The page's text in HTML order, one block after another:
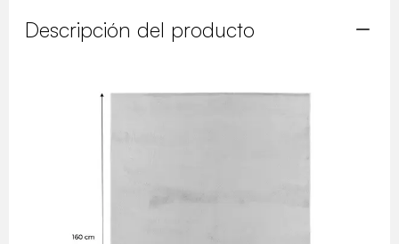
Descripción del producto